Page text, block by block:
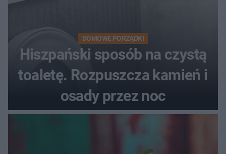
DOMOWE PORZĄDKI
Hiszpański sposób na czystą
toaletę. Rozpuszcza kamień i
osady przez noc